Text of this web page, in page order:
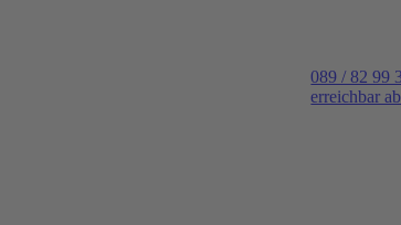
089 / 82 99
erreichbar